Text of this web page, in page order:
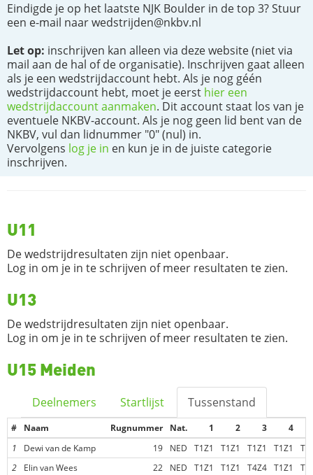
Eindigde je op het laatste NJK Boulder in de top 3? Stuur
een e-mail naar wedstrijden@nkbv.nl
Let op: inschrijven kan alleen via deze website (niet via
mail aan de hal of de organisatie). Inschrijven gaat alleen
als je een wedstrijdaccount hebt. Als je nog géén
wedstrijdaccount hebt, moet je eerst hier een
wedstrijdaccount aanmaken. Dit account staat los van je
eventuele NKBV-account. Als je nog geen lid bent van de
NKBV, vul dan lidnummer "0" (nul) in.
Vervolgens log je in en kun je in de juiste categorie
inschrijven.
U11
De wedstrijdresultaten zijn niet openbaar.
Log in om je in te schrijven of meer resultaten te zien.
U13
De wedstrijdresultaten zijn niet openbaar.
Log in om je in te schrijven of meer resultaten te zien.
U15 Meiden
Deelnemers Startlijst Tussenstand
# Naam Rugnummer Nat. 1 2 3
4
1
Dewi van de Kamp 19 NED T1Z1 T1Z1 T1Z1 T1Z1
2
Elin van Wees 22 NED T1Z1 T1Z1 T4Z4 T1Z1